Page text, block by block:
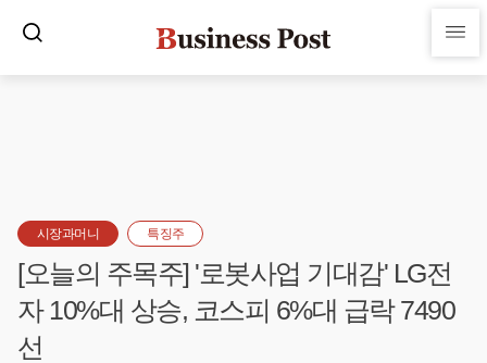
시장과머니 특징주
[오늘의 주목주] '로봇사업 기대감' LG전
자 10%대 상승, 코스피 6%대 급락 7490
선